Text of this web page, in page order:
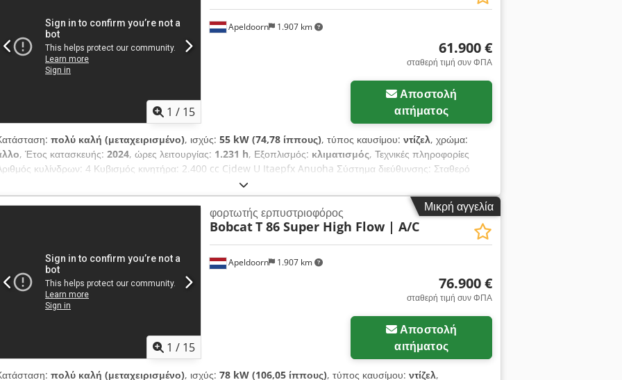
1 / 15
Apeldoorn 1.907 km
61.900 €
σταθερή τιμή συν ΦΠΑ
Αποστολή
αιτήματος
πολύ καλή (μεταχειρισμένο), ισχύς: 55 kW (74,78 ίππους), τύπος καυσίμου: ντίζελ, χρώμα:
, Έτος κατασκευής: 2024, ώρες λειτουργίας: 1.231 h, Εξοπλισμός: κλιματισμός, Τεχνικές πληροφορίες
κυλίνδρων: 4 Κυβισμός κινητήρα: 2.400 cc Cjdew U Itaepfx Anuoha Σύστημα διεύθυνσης: Σταθερό
πλαίσιο (Bock) Μάρκα κινητήρα: Bobcat Κενό βάρος: 4.898 kg Διαστάσεις (Μ x Π x Υ): 390 x 186 x 206 cm
Σύστημα ταχείας αλλαγής: Ναι Σήμανση CE: ναι Κατάσταση Τεχνική κατάσταση: πολύ καλή
Οπτική κατάσταση: πολύ καλή = Επιπλέον επιλογές και εξοπλισμός = - 3ος υδραυλικός κύκλος - Εργαλειολαμπες
- Ελαστικές ερπύστριες - Υψηλή ροή - Υδραυλικός ταχυσύνδεσμος - LED φωτισμός - Προειδοποιητικό φως - Δύο
ταχύτητες = Σημειώσεις = Μετάδοση Βαθμίδα εκπομπών: Stage V / Tier IV final Γενικά Χώρα παραγωγής: ΗΠΑ
Κατάσταση Τύπος CE: CE Κουτάλα εκσκαφής, Υδραυλικό Power Bobtach, κιβώτιο δύο ταχυτήτων, κάμερα
οπισθοπορείας, υψηλής απόδοσης υδραυλικό σύστημα, μεγάλη οθόνη, κάθισμα με αερανάρτηση
Μικρή αγγελία
1 / 15
Apeldoorn 1.907 km
φορτωτής ερπυστριοφόρος
BobcatT 86 Super High Flow | A/C
76.900 €
σταθερή τιμή συν ΦΠΑ
Αποστολή
αιτήματος
πολύ καλή (μεταχειρισμένο), ισχύς: 78 kW (106,05 ίππους), τύπος καυσίμου: ντίζελ,